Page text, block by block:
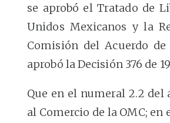
se aprobó el Tratado de
Unidos Mexicanos y la
Comisión del Acuerdo
aprobó la Decisión 376 de
Que en el numeral 2.2 del
al Comercio de la OMC; en